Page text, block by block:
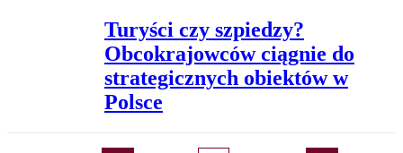
Turyści czy szpiedzy?
Obcokrajowców ciągnie do
strategicznych obiektów w
Polsce